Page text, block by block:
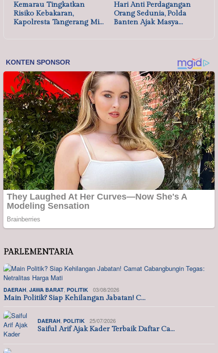
Kemarau Tingkatkan
Risiko Kebakaran,
Kapolresta Tangerang Mi…
Hari Anti Perdagangan
Orang Sedunia, Polda
Banten Ajak Masya…
PARLEMENTARIA
DAERAH JAWA BARAT POLITIK 03/08/2026
Main Politik? Siap Kehilangan Jabatan! C…
DAERAH POLITIK 25/07/2026
Saiful Arif Ajak Kader Terbaik Daftar Ca…